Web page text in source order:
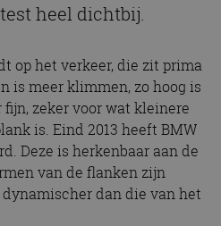
heel dichtbij.
op het verkeer, die zit prima
is meer klimmen, zo hoog is
zeker voor wat kleinere
is. Eind 2013 heeft BMW
Deze is herkenbaar aan de
van de flanken zijn
dan die van het